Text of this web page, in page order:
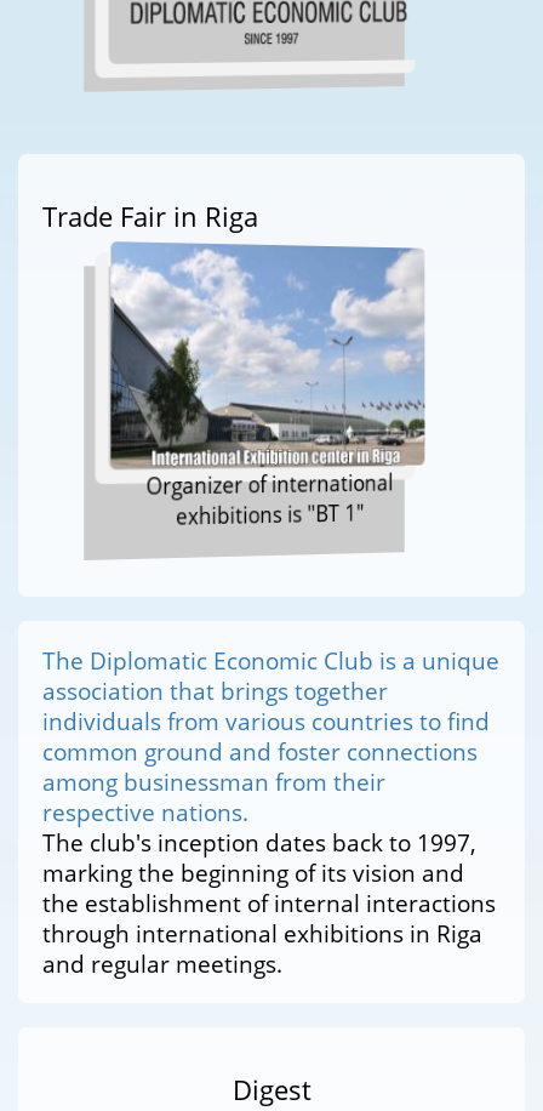
Trade Fair in Riga
Organizer of international
exhibitions is "BT 1"
The Diplomatic Economic Club is a unique
association that brings together
individuals from various countries to find
common ground and foster connections
among businessman from their
respective nations.
The club's inception dates back to 1997,
marking the beginning of its vision and
the establishment of internal interactions
through international exhibitions in Riga
and regular meetings.
Digest